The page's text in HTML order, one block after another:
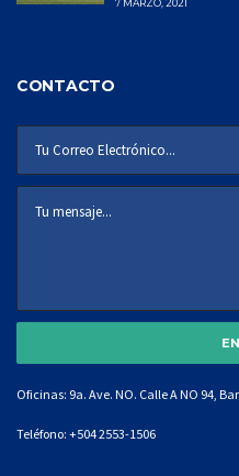
7 MARZO, 2021
CONTACTO
Oficinas: 9a. Ave. NO. Calle A NO 94,
Teléfono: +504 2553-1506